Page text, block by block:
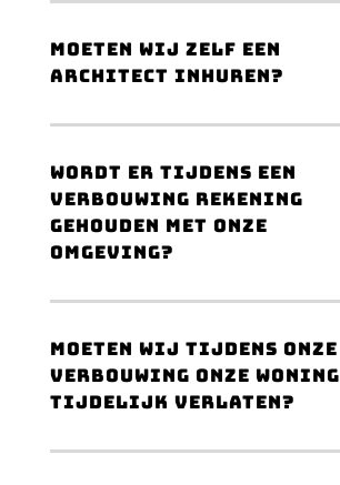
Moeten wij zelf een
architect inhuren?
wordt er tijdens een
verbouwing rekening
gehouden met onze
omgeving?
Moeten wij tijdens onze
verbouwing onze woning
tijdelijk verlaten?